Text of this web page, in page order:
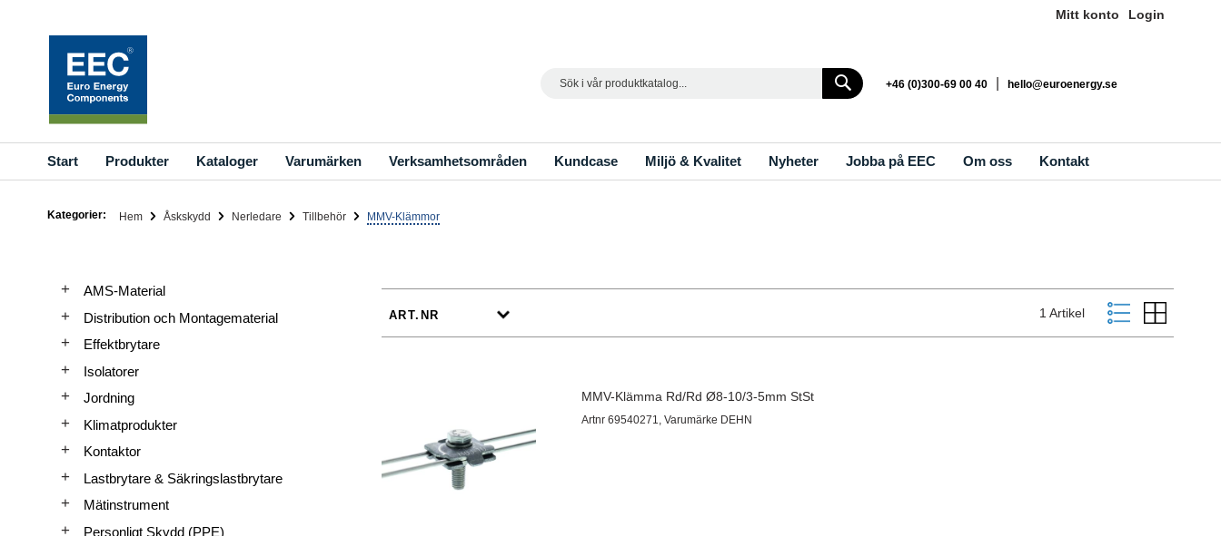
Mitt konto Login
till
innehållet
+46 (0)300-69 00 40 hello@euroenergy.se
Search
Start Produkter Kataloger Varumärken Verksamhetsområden Kundcase Miljö & Kvalitet Nyheter Jobba på EEC Om oss Kontakt
Kategorier: Hem Åskskydd Nerledare Tillbehör MMV-Klämmor
Visa
som
ListvyRutnät
1Artikel
MMV-Klämma Rd/Rd Ø8-10/3-5mm StSt
Artnr 69540271, Varumärke DEHN
AMS-Material
Distribution och Montagematerial
Effektbrytare
Isolatorer
Jordning
Klimatprodukter
Kontaktor
Lastbrytare & Säkringslastbrytare
Mätinstrument
Personligt Skydd (PPE)